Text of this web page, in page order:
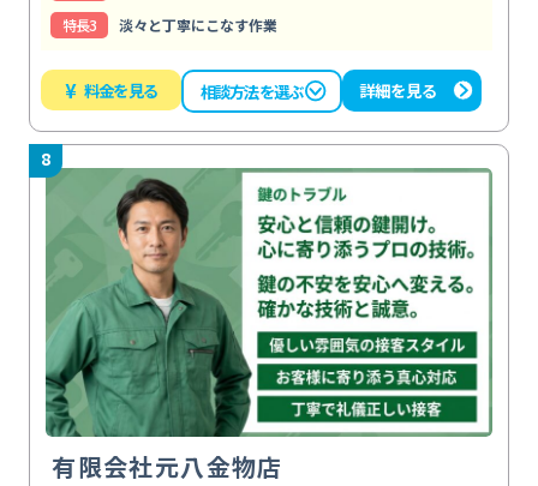
特⻑3
淡々と丁寧にこなす作業
¥ 料金を見る 相談方法を選ぶ 詳細を見る
8
有限会社元八金物店